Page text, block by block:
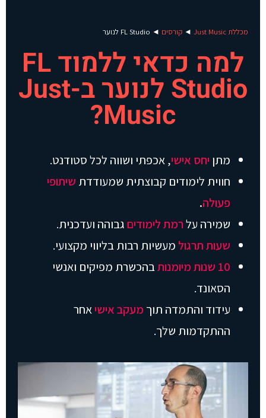
מכללת Just Music ◄ קורסים ◄ FL Studio לנוער
למה כדאי ללמוד FL
Studio לנוער ב-Just
Music?
מתןיחס אישי, אכפתי ושווה לכל סטודנט.
חווית לימודים קבוצתית שמעודדת שיתופי
פעולה.
שמירה עלרמתלימודיםגבוהה ועדכנית.
שעות תרגול מעשיות רבות בליווי מקצועי.
10 שנות מיומנות
בהכשרת מפיקים ואנשי
הסאונד.
עידוד והתמדה תוך מעקב אישיאחר
ההתקדמות שלך.